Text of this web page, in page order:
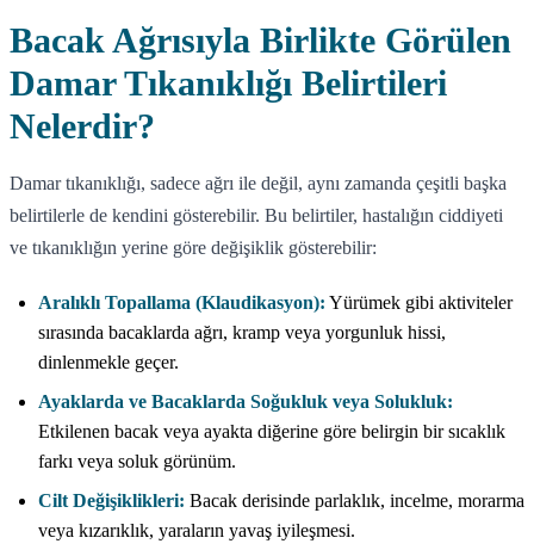
Bacak Ağrısıyla Birlikte Görülen
Damar Tıkanıklığı Belirtileri
Nelerdir?
Damar tıkanıklığı, sadece ağrı ile değil, aynı zamanda çeşitli başka
belirtilerle de kendini gösterebilir. Bu belirtiler, hastalığın ciddiyeti
ve tıkanıklığın yerine göre değişiklik gösterebilir:
Aralıklı Topallama (Klaudikasyon): Yürümek gibi aktiviteler
sırasında bacaklarda ağrı, kramp veya yorgunluk hissi,
dinlenmekle geçer.
Ayaklarda ve Bacaklarda Soğukluk veya Solukluk:
Etkilenen bacak veya ayakta diğerine göre belirgin bir sıcaklık
farkı veya soluk görünüm.
Cilt Değişiklikleri: Bacak derisinde parlaklık, incelme, morarma
veya kızarıklık, yaraların yavaş iyileşmesi.